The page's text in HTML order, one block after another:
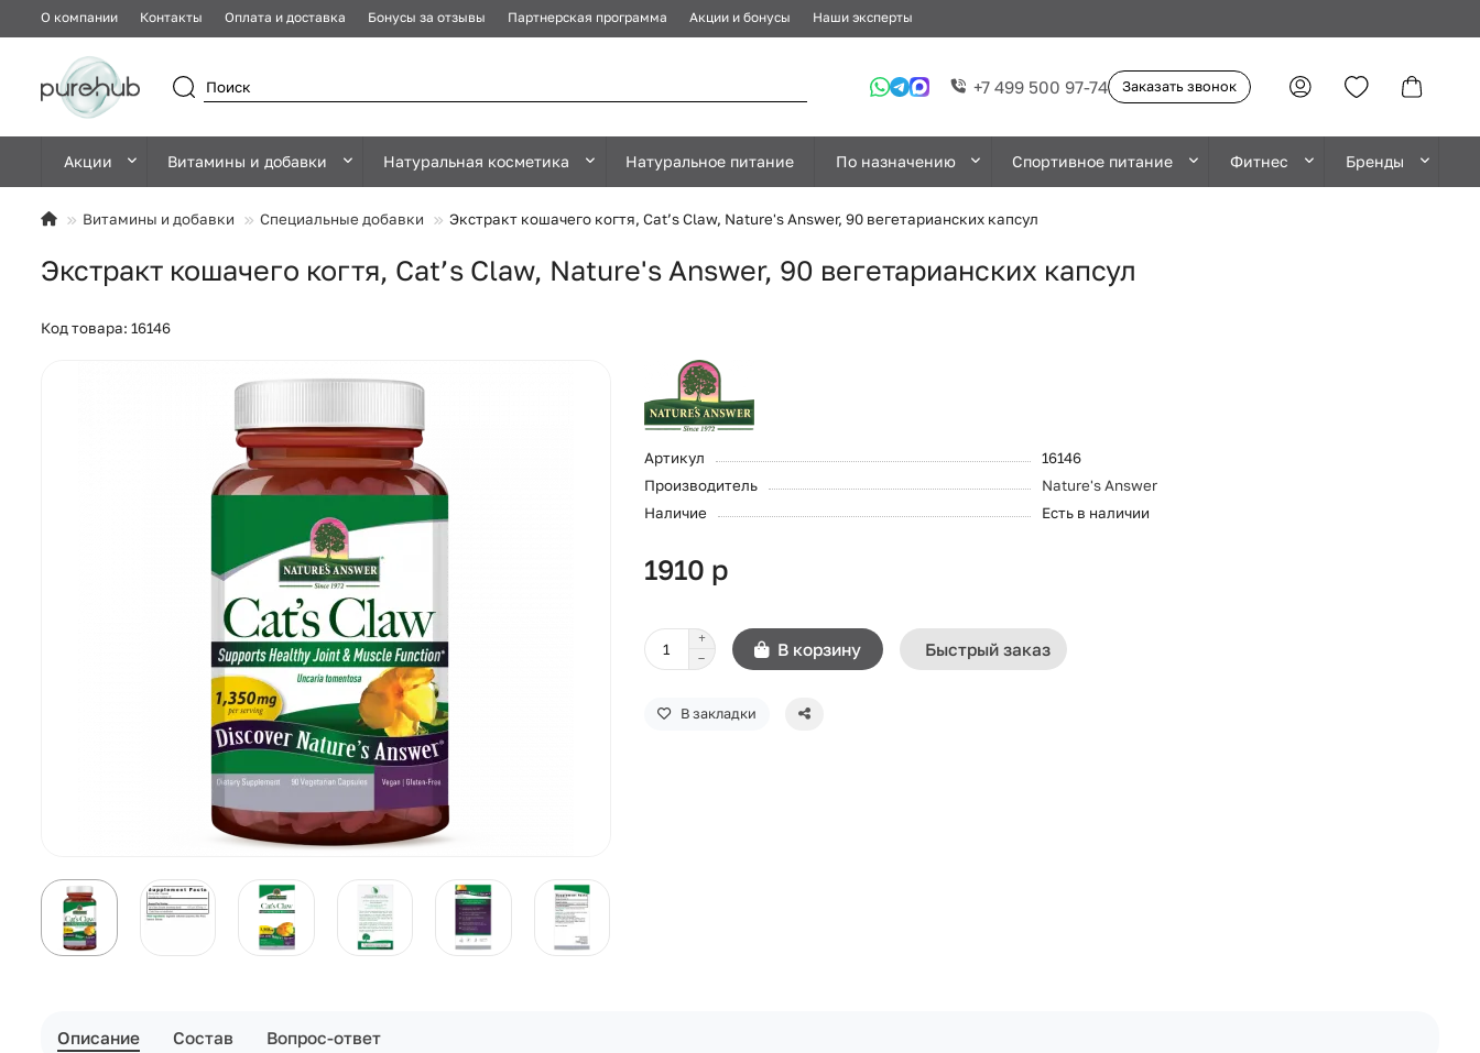
О компании Контакты Оплата и доставка Бонусы за отзывы Партнерская программа Акции и бонусы Наши эксперты
+7 499 500 97-74 Заказать звонок
Акции Витамины и добавки Натуральная косметика Натуральное питание По назначению Спортивное питание Фитнес Бренды
Витамины и добавки Специальные добавки Экстракт кошачего когтя, Cat’s Claw, Nature's Answer, 90 вегетарианских капсул
Экстракт кошачего когтя, Cat’s Claw, Nature's Answer, 90 вегетарианских капсул
Код товара: 16146
Артикул
16146
Производитель
Nature's Answer
Наличие
Есть в наличии
1910 р
В корзину Быстрый заказ
В закладки
Описание Состав Вопрос-ответ